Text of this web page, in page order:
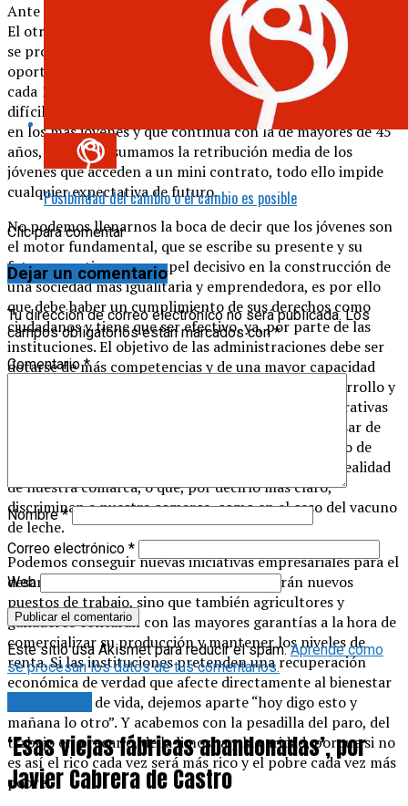
Ante esto, ¿sirve de algo la desesperación o el pesimismo?
El otro día leía que 6 de cada 10 jóvenes entre 18 y 30 años
se proponen emigrar, 3 de cada 4 consideran que las
oportunidades laborales son mejores en el extranjero y 7 de
cada 10 asumen que vivirán peor que sus padres. No es
difícil rastrear el pesimismo: la tasa de paro supera el 40%
en los más jóvenes y que continúa con la de mayores de 45
años, si además sumamos la retribución media de los
jóvenes que acceden a un mini contrato, todo ello impide
cualquier expectativa de futuro.
No podemos llenarnos la boca de decir que los jóvenes son
el motor fundamental, que se escribe su presente y su
futuro, que tienen un papel decisivo en la construcción de
una sociedad más igualitaria y emprendedora, es por ello
que debe haber un cumplimiento de sus derechos como
ciudadanos y tiene que ser efectivo, ya, por parte de las
instituciones. El objetivo de las administraciones debe ser
dotarse de más competencias y de una mayor capacidad
financiera para profundizar en las políticas de desarrollo y
de fomento de empleo. Tenemos empresas y cooperativas
en nuestra zona que han logrado consolidarse a pesar de
los déficits en materia de comunicación y de reparto de
ayudas agrarias y ganaderas que no se ajustan a la realidad
de nuestra comarca, o que, por decirlo más claro,
discriminan a nuestra comarca, como en el caso del vacuno
de leche.
Podemos conseguir nuevas iniciativas empresariales para el
desarrollo y de esta forma no solo se crearán nuevos
puestos de trabajo, sino que también agricultores y
ganaderos contarán con las mayores garantías a la hora de
comercializar su producción y mantener los niveles de
renta. Si las instituciones pretenden una recuperación
económica de verdad que afecte directamente al bienestar
y a la calidad de vida, dejemos aparte “hoy digo esto y
mañana lo otro”. Y acabemos con la pesadilla del paro, del
trabajo en precario, de la limosna y la caridad, porque si no
es así el rico cada vez será más rico y el pobre cada vez más
pobre.
Posibilidad del cambio o el cambio es posible
Clic para comentar
Dejar un comentario
Tu dirección de correo electrónico no será publicada. Los
campos obligatorios están marcados con*
Comentario*
Nombre*
Correo electrónico *
Web
Este sitio usa Akismet para reducir el spam.Aprende cómo
se procesan los datos de tus comentarios.
‘Esas viejas fábricas abandonadas’, por
Javier Cabrera de Castro